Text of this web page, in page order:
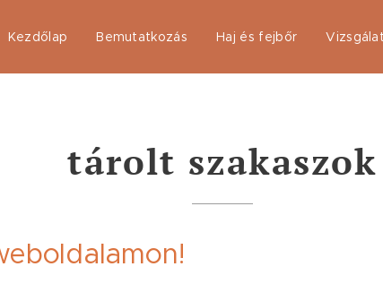
Kezdőlap Bemutatkozás Haj és fejbőr Vizsgálat
tárolt szakaszok